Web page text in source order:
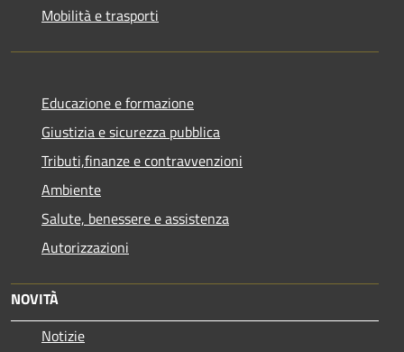
Mobilità e trasporti
Educazione e formazione
Giustizia e sicurezza pubblica
Tributi,finanze e contravvenzioni
Ambiente
Salute, benessere e assistenza
Autorizzazioni
NOVITÀ
Notizie